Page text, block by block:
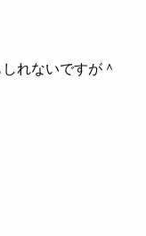
れないですが＾